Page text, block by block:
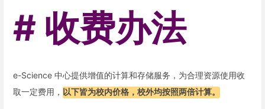
收费办法
e-Science 中心提供增值的计算和存储服务，为合理资源使用收
取一定费用， 以下皆为校内价格，校外均按照两倍计算。